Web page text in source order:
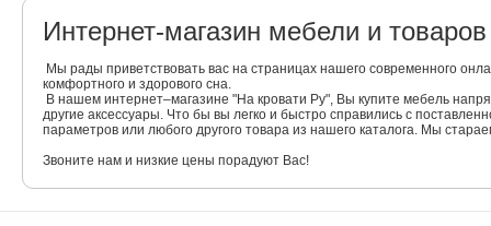
Интернет-магазин мебели и
Мы рады приветствовать вас на страницах нашего современного
комфортного и здорового сна.
В нашем интернет–магазине "На кровати Ру", Вы купите мебель
другие аксессуары. Что бы вы легко и быстро справились с
параметров или любого другого товара из нашего каталога. Мы
Звоните нам и низкие цены порадуют Вас!